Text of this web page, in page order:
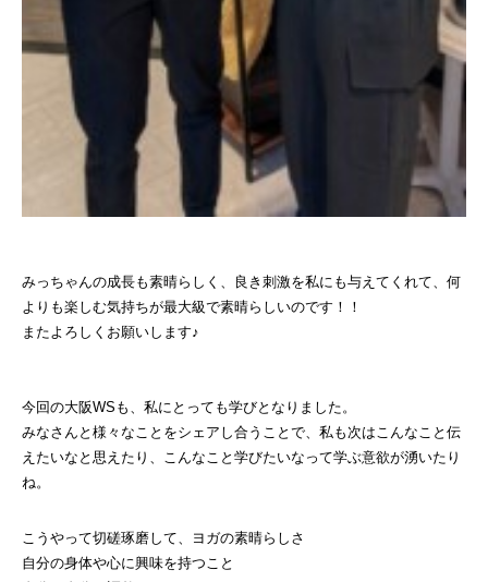
みっちゃんの成長も素晴らしく、良き刺激を私にも与えてくれて、何
よりも楽しむ気持ちが最大級で素晴らしいのです！！
またよろしくお願いします♪
⁡今回の大阪WSも、私にとっても学びとなりました。
みなさんと様々なことをシェアし合うことで、私も次はこんなこと伝
えたいなと思えたり、こんなこと学びたいなって学ぶ意欲が湧いたり
ね。
こうやって切磋琢磨して、ヨガの素晴らしさ
自分の身体や心に興味を持つこと